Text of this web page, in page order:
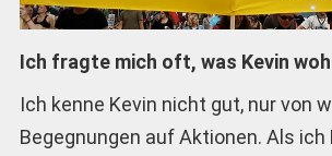
Ich fragte mich oft, was Kevin
Ich kenne Kevin nicht gut, nur von
Begegnungen auf Aktionen. Als ich